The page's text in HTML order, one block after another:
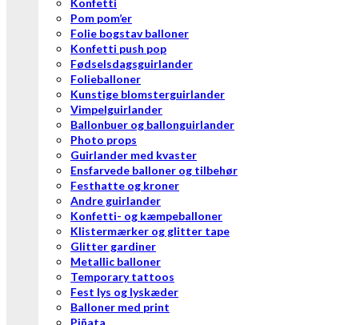
Konfetti
Pom pom’er
Folie bogstav balloner
Konfetti push pop
Fødselsdagsguirlander
Folieballoner
Kunstige blomsterguirlander
Vimpelguirlander
Ballonbuer og ballonguirlander
Photo props
Guirlander med kvaster
Ensfarvede balloner og tilbehør
Festhatte og kroner
Andre guirlander
Konfetti- og kæmpeballoner
Klistermærker og glitter tape
Glitter gardiner
Metallic balloner
Temporary tattoos
Fest lys og lyskæder
Balloner med print